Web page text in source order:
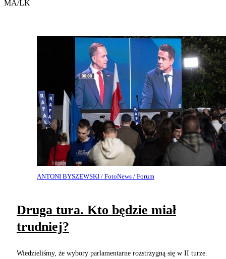
MA/LK
ANTONI BYSZEWSKI / FotoNews / Forum
Druga tura. Kto będzie miał
trudniej?
Wiedzieliśmy, że wybory parlamentarne rozstrzygną się w II turze.